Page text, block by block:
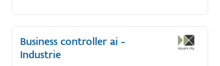
de project- en afdelingsverantwoordelijken Je
combineert technische kennis, administratie en
calculatie om projecten efficiënt en succesvol te laten
Business controller ai -
Industrie